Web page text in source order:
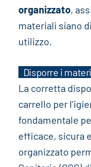
organizzato,
materiali siano
utilizzo.
Disporre i
La corretta
carrello per
fondamentale
efficace, sicura
organizzato